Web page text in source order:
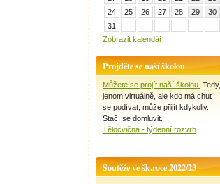
24
25 26 27 28 29
30
31
Zobrazit kalendář
Projděte se naší školou
Můžete se projít naší školou. Tedy,
jenom virtuálně, ale kdo má chuť
se podívat, může přijít kdykoliv.
Stačí se domluvit.
Tělocvična - týdenní rozvrh
Soutěže ve šk.roce 2022/23